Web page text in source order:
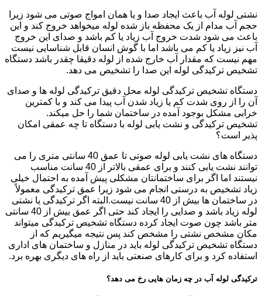
نشتی لوله آب باعث ایجاد صدا و یا همان امواج صوتی می شود زیرا
حجم آب مدام از یک محفظه باز شده لوله میخواهد خروج کند و این
باعث می شود شدت خروج آب زیاد یا کم باشد و صدای این خروج
آب نیز زیاد یا کم می باشد اما با گوش انسان قابل شناسایی نیست
مهم نیست که مقدار آب خارج شده از لوله دقیقا چقدر باشد دستگاه
تشخیص ترکیدگی لوله این صدا را تشخیص می دهد.
دستگاه تشخیص ترکیدگی لوله محل دقیق ترکیدگی لوله ها و صدای
آن را از روی شدت کم یا زیاد شدن آب پیدا می کند و با کمترین
خرابی مشکل بوجود آمده در ساختمان شما را حل میکند.
تشخیص ترکیدگی و نشت یابی لوله با دستگاه تا چه عمقی امکان
پذیر است؟
دستگاه های نشت یابی لوله صوتی تا عمق 40 سانتی متری را می
توانند نشت یابی کنند و برای عمقی بالاتر از 40 سانت مناسب
نیستند اما اگر برای ساختمانتان مشکلی پیش آمده به احتمال خیلی
زیاد تشخیص به درستی انجام می شود زیرا عمق ترکیدگی معمولاً
در ساختمان ها بیش از 40 سانت نیست.البته اگر ترکیدگی یا نشتی
لوله زیاد باشد و صدایی را ایجاد کند حتی اگر عمق بیش از 40 سانتی
متر باشد چون صوت ایجاد کرده دستگاه تشخیص ترکیدگی میتواند
مکان مشخص نشتی را مشخص کند پس نتیجه میگیریم که از
دستگاه تشخیص ترکیدگی لوله باید در منازل و ساختمان های اداری
استفاده کرد و برای کارهای صنعتی باید از راه های دیگری بهره برد.
ترکیدگی لوله آب در چه زمان هایی رخ می دهد؟